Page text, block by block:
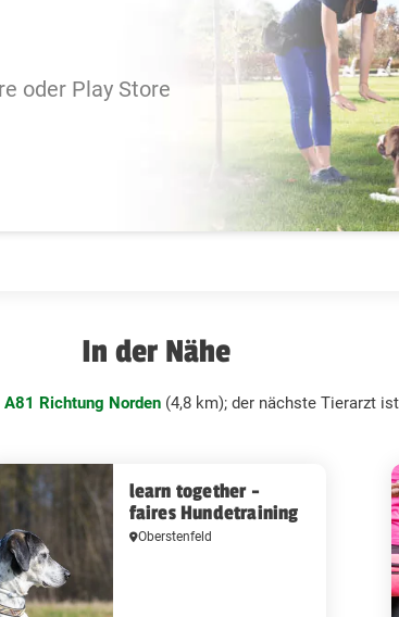
oder Play Store
In der Nähe
Richtung Norden (4,8 km); der nächste Tierarzt
learn together -
faires Hundetraining
Oberstenfeld